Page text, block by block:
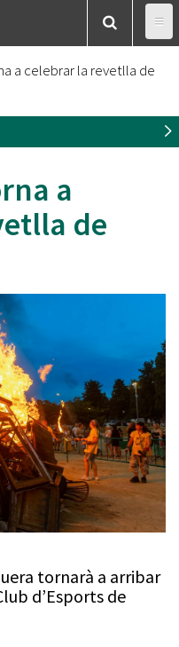
a celebrar la revetlla de
a
de
tornarà a arribar
d’Esports de